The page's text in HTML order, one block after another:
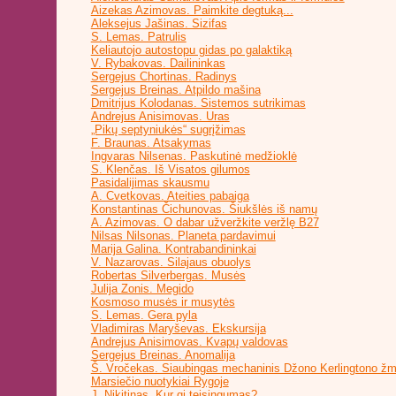
Aizekas Azimovas. Paimkite degtuką...
Aleksejus Jašinas. Sizifas
S. Lemas. Patrulis
Keliautojo autostopu gidas po galaktiką
V. Rybakovas. Dailininkas
Sergejus Chortinas. Radinys
Sergejus Breinas. Atpildo mašina
Dmitrijus Kolodanas. Sistemos sutrikimas
Andrejus Anisimovas. Uras
„Pikų septyniukės“ sugrįžimas
F. Braunas. Atsakymas
Ingvaras Nilsenas. Paskutinė medžioklė
S. Klenčas. Iš Visatos gilumos
Pasidalijimas skausmu
A. Cvetkovas. Ateities pabaiga
Konstantinas Čichunovas. Šiukšlės iš namų
A. Azimovas. O dabar užveržkite veržlę B27
Nilsas Nilsonas. Planeta pardavimui
Marija Galina. Kontrabandininkai
V. Nazarovas. Silajaus obuolys
Robertas Silverbergas. Musės
Julija Zonis. Megido
Kosmoso musės ir musytės
S. Lemas. Gera pyla
Vladimiras Maryševas. Ekskursija
Andrejus Anisimovas. Kvapų valdovas
Sergejus Breinas. Anomalija
Š. Vročekas. Siaubingas mechaninis Džono Kerlingtono
Marsiečio nuotykiai Rygoje